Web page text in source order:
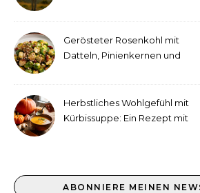
Gerösteter Rosenkohl mit
Datteln, Pinienkernen und
Herbstliches Wohlgefühl mit
Kürbissuppe: Ein Rezept mit
ABONNIERE MEINEN